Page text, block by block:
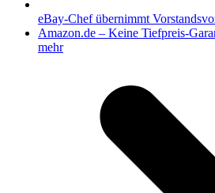
eBay-Chef übernimmt
Nächster
Beitrag:
Amazon.de – Keine Tiefpreis-
mehr